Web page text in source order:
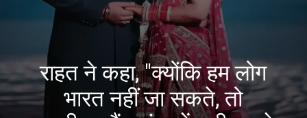
राहत ने कहा, "क्योंकि हम लोग
भारत नहीं जा सकते, तो